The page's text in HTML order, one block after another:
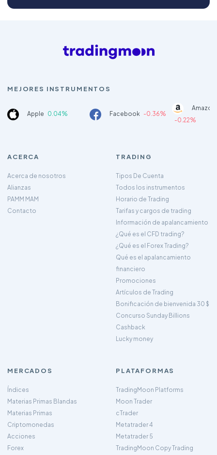
MEJORES INSTRUMENTOS
Apple 0.04% Facebook -0.36%
-0.22%
ACERCA
Acerca de nosotros
Alianzas
PAMM MAM
Contacto
TRADING
Tipos De Cuenta
Todos los instrumentos
Horario de Trading
Tarifas y cargos de trading
Información de apalancamiento
¿Qué es el CFD trading?
¿Qué es el Forex Trading?
Qué es el apalancamiento
financiero
Promociones
Artículos de Trading
Bonificación de bienvenida 30 $
Concurso Sunday Billions
Cashback
Lucky money
MERCADOS
Índices
Materias Primas Blandas
Materias Primas
Criptomonedas
Acciones
Forex
PLATAFORMAS
TradingMoon Platforms
Moon Trader
cTrader
Metatrader 4
Metatrader 5
TradingMoon Copy Trading